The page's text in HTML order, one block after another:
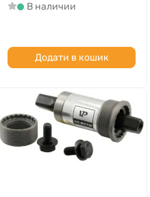
В наличии
Додати в кошик